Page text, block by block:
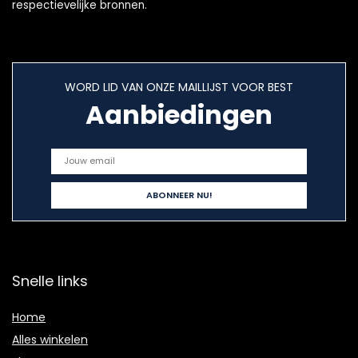
respectievelijke bronnen.
WORD LID VAN ONZE MAILLIJST VOOR BEST
Aanbiedingen
Snelle links
Home
Alles winkelen